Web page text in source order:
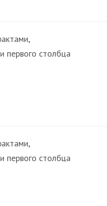
первого столбца
первого столбца